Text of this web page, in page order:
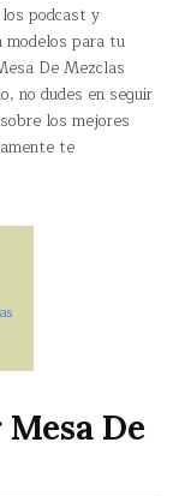
podcast y
modelos para tu
De Mezclas
no dudes en seguir
los mejores
te
De